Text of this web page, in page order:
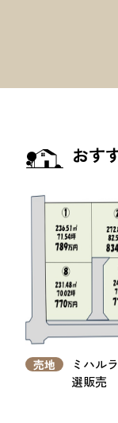
おす
売地
ミハル
選販売